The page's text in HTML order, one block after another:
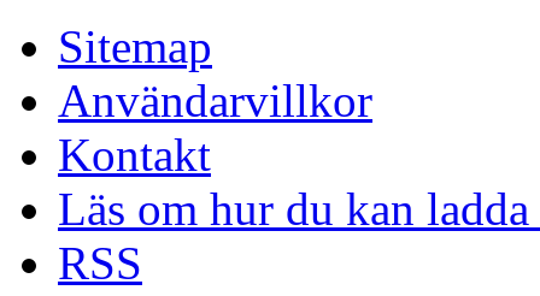
Sitemap
Användarvillkor
Kontakt
Läs om hur du kan
RSS